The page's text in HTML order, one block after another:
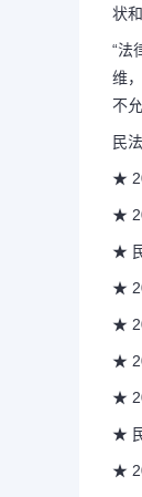
状
“法
维
不
民
★
★
★
★
★
★
★
★
★